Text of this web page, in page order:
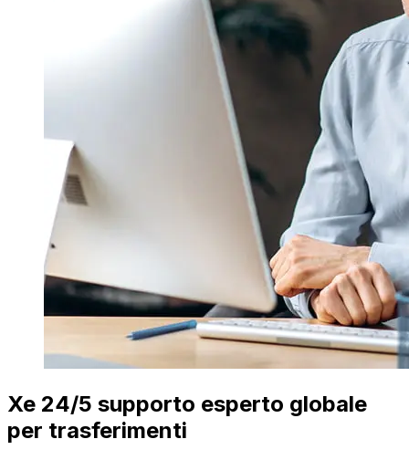
Xe 24/5 supporto esperto globale
per trasferimenti